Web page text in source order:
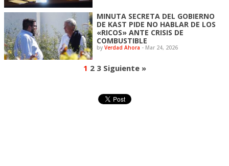
MINUTA SECRETA DEL GOBIERNO
DE KAST PIDE NO HABLAR DE LOS
«RICOS» ANTE CRISIS DE
COMBUSTIBLE
byVerdad Ahora - Mar 24, 2026
1 2 3 Siguiente »